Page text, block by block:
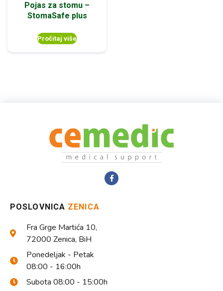
Pojas za stomu –
StomaSafe plus
Pročitaj više
POSLOVNICA ZENICA
Fra Grge Martića 10,
72000 Zenica, BiH
Ponedeljak - Petak
08:00 - 16:00h
Subota 08:00 - 15:00h